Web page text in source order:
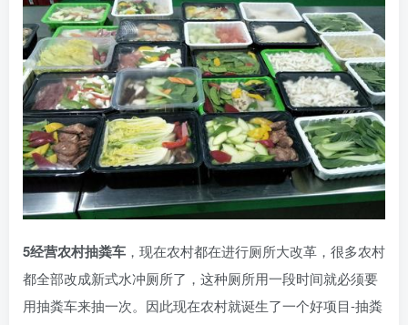
5经营农村抽粪车 ，现在农村都在进行厕所大改革，很多农村
都全部改成新式水冲厕所了，这种厕所用一段时间就必须要
用抽粪车来抽一次。因此现在农村就诞生了一个好项目-抽粪